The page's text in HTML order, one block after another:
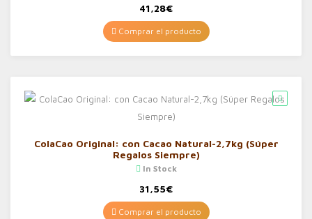
41,28€
Comprar el producto
ColaCao Original: con Cacao Natural-2,7kg (Súper
Regalos Siempre)
In Stock
31,55€
Comprar el producto